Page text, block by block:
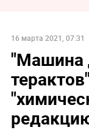
16 марта 2021, 07:31
"Машина